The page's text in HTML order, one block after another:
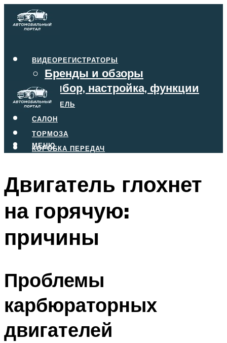
ВИДЕОРЕГИСТРАТОРЫ
Бренды и обзоры
Выбор, настройка, функции
ДВИГАТЕЛЬ
САЛОН
ТОРМОЗА
КОРОБКА ПЕРЕДАЧ
МЕНЮ
МЕНЮ
Двигатель глохнет
на горячую:
причины
Проблемы
карбюраторных
двигателей